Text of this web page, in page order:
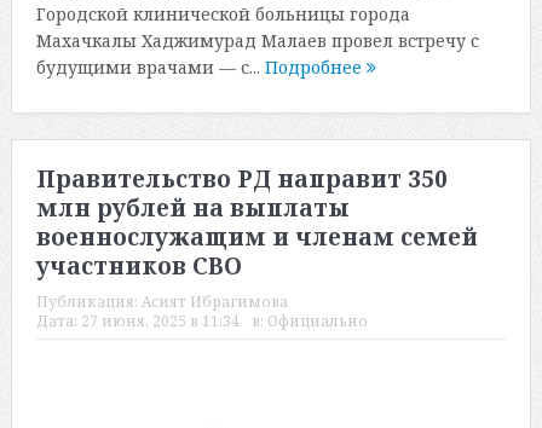
Городской клинической больницы города
Махачкалы Хаджимурад Малаев провел встречу с
будущими врачами — с... Подробнее
Правительство РД направит 350
млн рублей на выплаты
военнослужащим и членам семей
участников СВО
Публикация: Асият Ибрагимова
Дата: 27 июня, 2025 в 11:34 в: Официально